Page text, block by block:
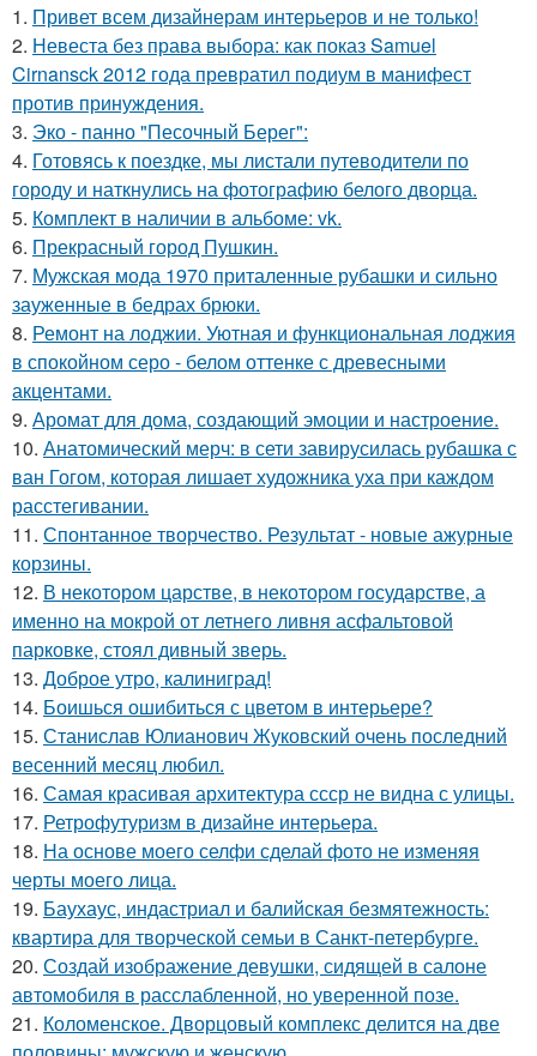
1. Привет всем дизайнерам интерьеров и не только!
2. Невеста без права выбора: как показ Samuel
Cirnansck 2012 года превратил подиум в манифест
против принуждения.
3. Эко - панно "Песочный Берег":
4. Готовясь к поездке, мы листали путеводители по
городу и наткнулись на фотографию белого дворца.
5. Комплект в наличии в альбоме: vk.
6. Прекрасный город Пушкин.
7. Мужская мода 1970 приталенные рубашки и сильно
зауженные в бедрах брюки.
8. Ремонт на лоджии. Уютная и функциональная лоджия
в спокойном серо - белом оттенке с древесными
акцентами.
9. Аромат для дома, создающий эмоции и настроение.
10. Анатомический мерч: в сети завирусилась рубашка с
ван Гогом, которая лишает художника уха при каждом
расстегивании.
11. Спонтанное творчество. Результат - новые ажурные
корзины.
12. В некотором царстве, в некотором государстве, а
именно на мокрой от летнего ливня асфальтовой
парковке, стоял дивный зверь.
13. Доброе утро, калиниград!
14. Боишься ошибиться с цветом в интерьере?
15. Станислав Юлианович Жуковский очень последний
весенний месяц любил.
16. Самая красивая архитектура ссср не видна с улицы.
17. Ретрофутуризм в дизайне интерьера.
18. На основе моего селфи сделай фото не изменяя
черты моего лица.
19. Баухаус, индастриал и балийская безмятежность:
квартира для творческой семьи в Санкт-петербурге.
20. Создай изображение девушки, сидящей в салоне
автомобиля в расслабленной, но уверенной позе.
21. Коломенское. Дворцовый комплекс делится на две